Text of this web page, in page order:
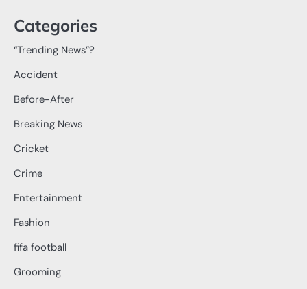
Categories
“Trending News”?
Accident
Before-After
Breaking News
Cricket
Crime
Entertainment
Fashion
fifa football
Grooming